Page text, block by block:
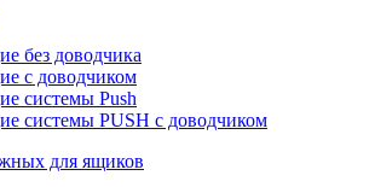
без доводчика
с доводчиком
системы Push
системы PUSH с доводчиком
для ящиков